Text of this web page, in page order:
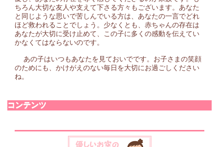
ちろん大切な友人や支えて下さる方々もございます。あなた
と同じような思いで苦しんでいる方は、あなたの一言でどれ
ほど救われることでしょう。少なくとも、赤ちゃんの存在は
あなたが大切に受け止めて、この子に多くの感動を伝えてい
かなくてはならないのです。
あの子はいつもあなたを見ておいでです。お子さまの笑顔
のためにも、かけがえのない毎日を大切にお過ごしください
ね。
コンテンツ